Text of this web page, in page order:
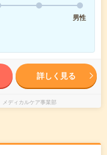
男性
詳しく見る
ディカルケア事業部